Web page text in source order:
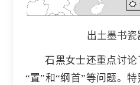
出土墨书瓷
石黑女士还重点讨
“置”和“纲首”等问题。